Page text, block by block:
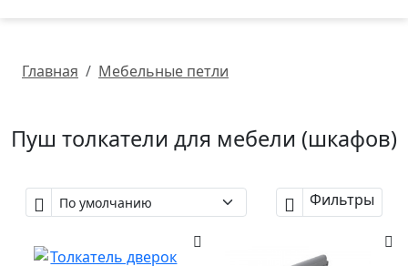
Главная Мебельные петли
Пуш толкатели для мебели (шкафов)
Фильтры